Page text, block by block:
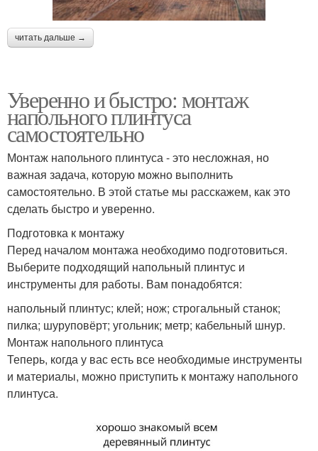
читать дальше →
Уверенно и быстро: монтаж
напольного плинтуса
самостоятельно
Монтаж напольного плинтуса - это несложная, но
важная задача, которую можно выполнить
самостоятельно. В этой статье мы расскажем, как это
сделать быстро и уверенно.
Подготовка к монтажу
Перед началом монтажа необходимо подготовиться.
Выберите подходящий напольный плинтус и
инструменты для работы. Вам понадобятся:
напольный плинтус; клей; нож; строгальный станок;
пилка; шуруповёрт; угольник; метр; кабельный шнур.
Монтаж напольного плинтуса
Теперь, когда у вас есть все необходимые инструменты
и материалы, можно приступить к монтажу напольного
плинтуса.